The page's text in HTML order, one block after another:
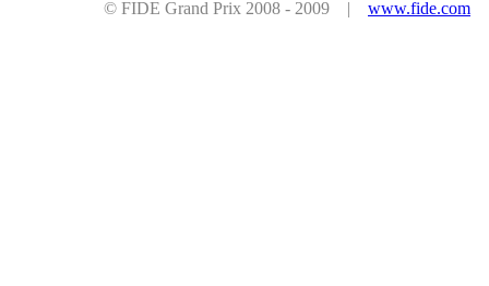
© FIDE Grand Prix 2008 - 2009 | www.fide.com